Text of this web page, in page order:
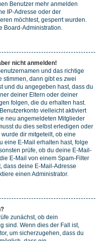
Benutzer mehr anmelden
IP-Adresse oder der
möchtest, gesperrt wurden.
Board-Administration.
nicht anmelden!
und das richtige
stimmen, dann gibt es zwei
und du angegeben hast, dass du
deiner Eltern oder deiner
folgen, die du erhalten hast.
vielleicht aktiviert
neu angemeldeten Mitglieder
du dies selbst erledigen oder
dir mitgeteilt, ob eine
eine E-Mail erhalten hast, folge
prüfe, ob du deine E-Mail-
E-Mail von einem Spam-Filter
dass deine E-Mail-Adresse
einen Administrator.
zunächst, ob dein
sind. Wenn dies der Fall ist,
um sicherzugehen, dass du